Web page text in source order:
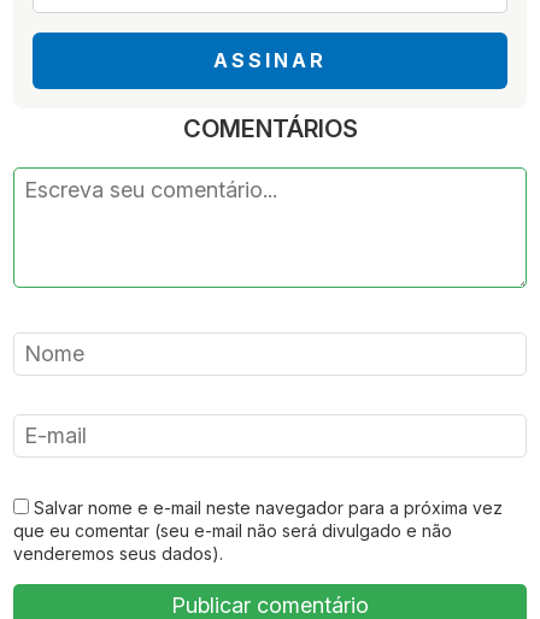
ASSINAR
COMENTÁRIOS
Salvar nome e e-mail neste navegador para a próxima vez
que eu comentar (seu e-mail não será divulgado e não
venderemos seus dados).